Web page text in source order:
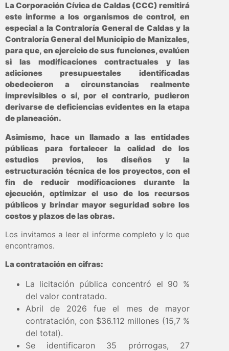
La Corporación Cívica de Caldas (CCC) remitirá
este informe a los organismos de control, en
especial a la Contraloría General de Caldas y la
Contraloría General del Municipio de Manizales,
para que, en ejercicio de sus funciones, evalúen
si las modificaciones contractuales y las
adiciones presupuestales identificadas
obedecieron a circunstancias realmente
imprevisibles o si, por el contrario, pudieron
derivarse de deficiencias evidentes en la etapa
de planeación.
Asimismo, hace un llamado a las entidades
públicas para fortalecer la calidad de los
estudios previos, los diseños y la
estructuración técnica de los proyectos, con el
fin de reducir modificaciones durante la
ejecución, optimizar el uso de los recursos
públicos y brindar mayor seguridad sobre los
costos y plazos de las obras.
Los invitamos a leer el informe completo y lo que
encontramos.
La contratación en cifras:
La licitación pública concentró el 90 %
del valor contratado.
Abril de 2026 fue el mes de mayor
contratación, con $36.112 millones (15,7 %
del total).
Se identificaron 35 prórrogas, 27